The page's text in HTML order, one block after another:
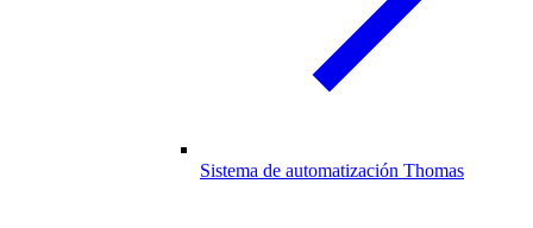
Sistema de automatización Thomas